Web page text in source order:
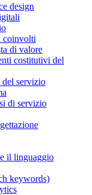
design
coinvolti
di valore
costitutivi del
servizio
di servizio
il linguaggio
keywords)